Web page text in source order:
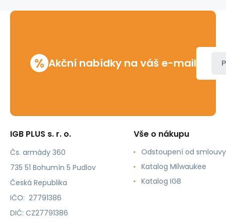
% Akční nabídky na váš e-mail
IGB PLUS s. r. o.
Čs. armády 360
735 51 Bohumín 5 Pudlov
Česká Republika
IČO: 27791386
DIČ: CZ27791386
Vše o nákupu
Odstoupení od smlouvy
Katalog Milwaukee
Katalog IGB